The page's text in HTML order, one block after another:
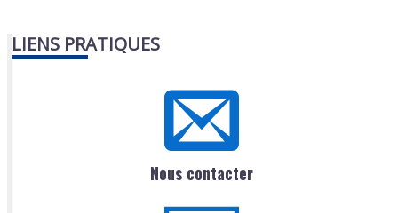
LIENS PRATIQUES
Nous contacter